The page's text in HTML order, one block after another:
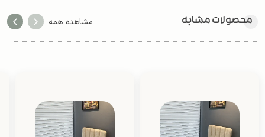
محصولات مشابه مشاهده همه